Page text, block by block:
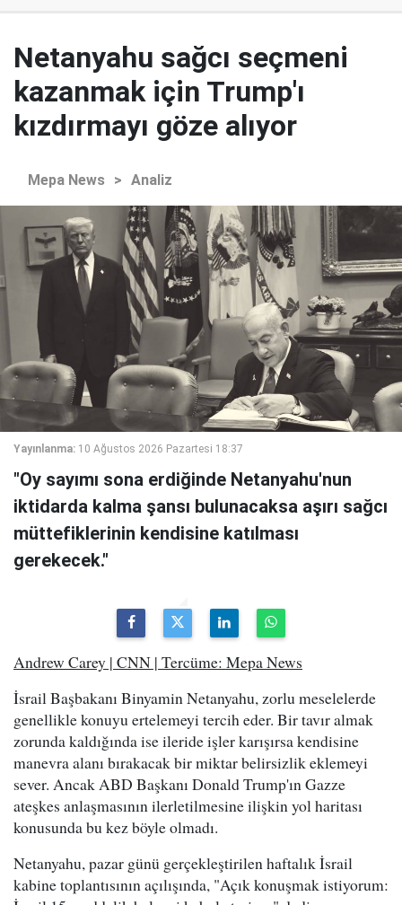
Netanyahu sağcı seçmeni
kazanmak için Trump'ı
kızdırmayı göze alıyor
Mepa News > Analiz
Yayınlanma: 10 Ağustos 2026 Pazartesi 18:37
"Oy sayımı sona erdiğinde Netanyahu'nun
iktidarda kalma şansı bulunacaksa aşırı sağcı
müttefiklerinin kendisine katılması
gerekecek."
Andrew Carey | CNN | Tercüme: Mepa News
İsrail Başbakanı Binyamin Netanyahu, zorlu meselelerde
genellikle konuyu ertelemeyi tercih eder. Bir tavır almak
zorunda kaldığında ise ileride işler karışırsa kendisine
manevra alanı bırakacak bir miktar belirsizlik eklemeyi
sever. Ancak ABD Başkanı Donald Trump'ın Gazze
ateşkes anlaşmasının ilerletilmesine ilişkin yol haritası
konusunda bu kez böyle olmadı.
Netanyahu, pazar günü gerçekleştirilen haftalık İsrail
kabine toplantısının açılışında, "Açık konuşmak istiyorum: